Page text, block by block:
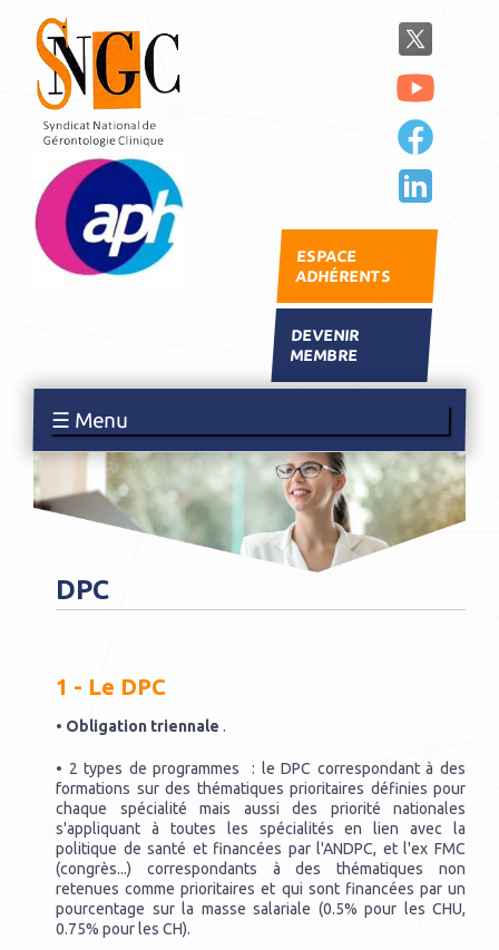
ESPACE
ADHÉRENTS
DEVENIR
MEMBRE
☰ Menu
DPC
1 - Le DPC
• Obligation triennale .
• 2 types de programmes : le DPC correspondant à des
formations sur des thématiques prioritaires définies pour
chaque spécialité mais aussi des priorité nationales
s'appliquant à toutes les spécialités en lien avec la
politique de santé et financées par l'ANDPC, et l'ex FMC
(congrès...) correspondants à des thématiques non
retenues comme prioritaires et qui sont financées par un
pourcentage sur la masse salariale (0.5% pour les CHU,
0.75% pour les CH).